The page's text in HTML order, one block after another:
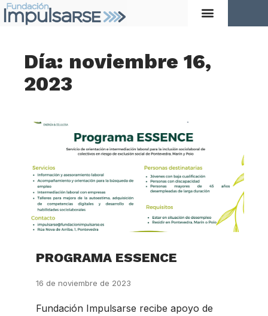
Día: noviembre 16,
2023
PROGRAMA ESSENCE
16 de noviembre de 2023
Fundación Impulsarse recibe apoyo de